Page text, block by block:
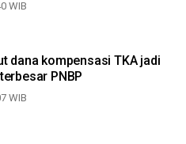
WIB
dana kompensasi TKA jadi
PNBP
WIB